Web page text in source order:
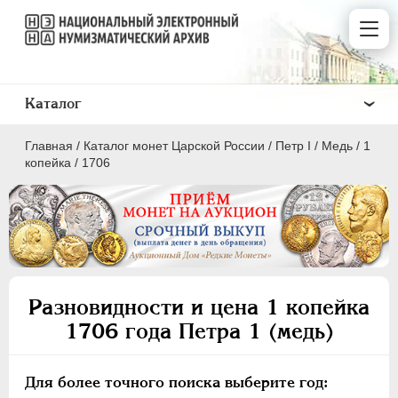
Главная / Каталог монет Царской России / Пeтр I / Медь / 1
копейка / 1706
Разновидности и цена 1 копейка
1706 года Петра 1 (медь)
Для более точного поиска выберите год:
Каталог
ПEТР I 1699 - 1725
Серебро
5 копеек